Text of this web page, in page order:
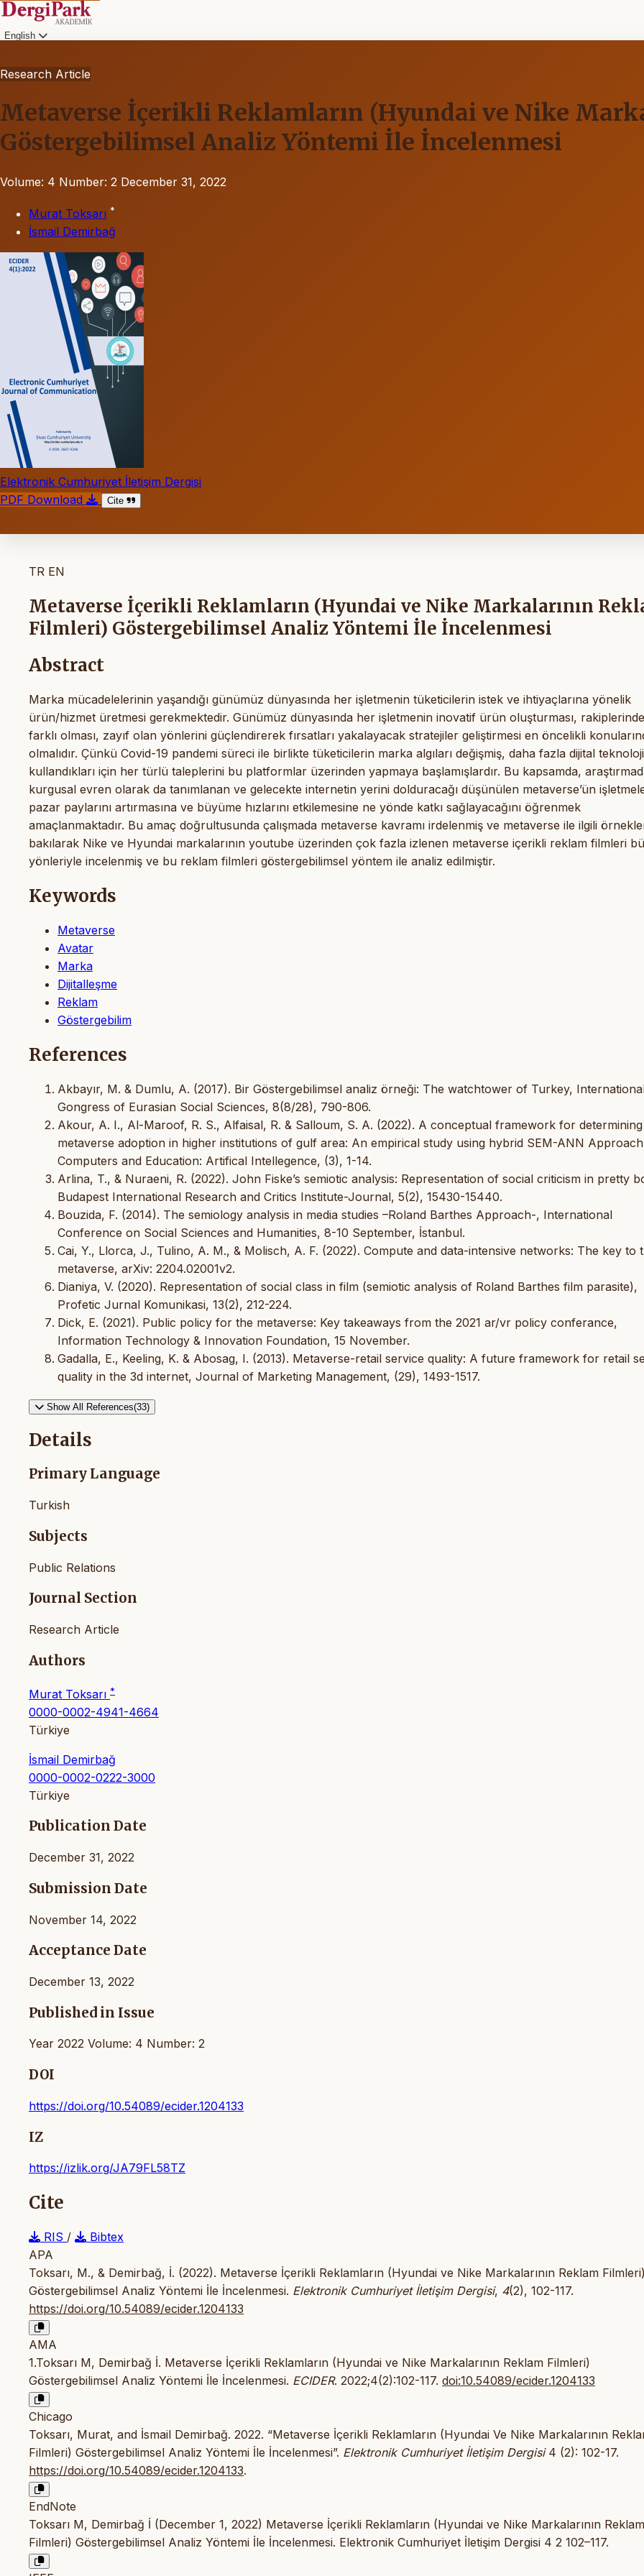
English
Research Article
Metaverse İçerikli Reklamların (Hyundai ve Nike
Göstergebilimsel Analiz Yöntemi İle İncelenmesi
Volume: 4 Number: 2 December 31, 2022
Murat Toksarı *
İsmail Demirbağ
Elektronik Cumhuriyet İletişim Dergisi
PDF Download
Cite
TR EN
Metaverse İçerikli Reklamların (Hyundai ve Nike Markalarının
Filmleri) Göstergebilimsel Analiz Yöntemi İle İncelenmesi
Abstract
Marka mücadelelerinin yaşandığı günümüz dünyasında her işletmenin tüketicilerin istek ve ihtiyaçlarına yönelik
ürün/hizmet üretmesi gerekmektedir. Günümüz dünyasında her işletmenin inovatif ürün oluşturması,
farklı olması, zayıf olan yönlerini güçlendirerek fırsatları yakalayacak stratejiler geliştirmesi en öncelikli
olmalıdır. Çünkü Covid-19 pandemi süreci ile birlikte tüketicilerin marka algıları değişmiş, daha fazla dijital
kullandıkları için her türlü taleplerini bu platformlar üzerinden yapmaya başlamışlardır. Bu kapsamda,
kurgusal evren olarak da tanımlanan ve gelecekte internetin yerini dolduracağı düşünülen metaverse’ün
pazar paylarını artırmasına ve büyüme hızlarını etkilemesine ne yönde katkı sağlayacağını öğrenmek
amaçlanmaktadır. Bu amaç doğrultusunda çalışmada metaverse kavramı irdelenmiş ve metaverse ile ilgili
bakılarak Nike ve Hyundai markalarının youtube üzerinden çok fazla izlenen metaverse içerikli reklam filmleri
yönleriyle incelenmiş ve bu reklam filmleri göstergebilimsel yöntem ile analiz edilmiştir.
Keywords
Metaverse
Avatar
Marka
Dijitalleşme
Reklam
Göstergebilim
References
Akbayır, M. & Dumlu, A. (2017). Bir Göstergebilimsel analiz örneği: The watchtower of Turkey,
Gongress of Eurasian Social Sciences, 8(8/28), 790-806.
Akour, A. I., Al-Maroof, R. S., Alfaisal, R. & Salloum, S. A. (2022). A conceptual framework for determining
metaverse adoption in higher institutions of gulf area: An empirical study using hybrid SEM-ANN
Computers and Education: Artifical Intellegence, (3), 1-14.
Arlina, T., & Nuraeni, R. (2022). John Fiske’s semiotic analysis: Representation of social criticism in pretty
Budapest International Research and Critics Institute-Journal, 5(2), 15430-15440.
Bouzida, F. (2014). The semiology analysis in media studies –Roland Barthes Approach-, International
Conference on Social Sciences and Humanities, 8-10 September, İstanbul.
Cai, Y., Llorca, J., Tulino, A. M., & Molisch, A. F. (2022). Compute and data-intensive networks: The key to
metaverse, arXiv: 2204.02001v2.
Dianiya, V. (2020). Representation of social class in film (semiotic analysis of Roland Barthes film parasite),
Profetic Jurnal Komunikasi, 13(2), 212-224.
Dick, E. (2021). Public policy for the metaverse: Key takeaways from the 2021 ar/vr policy conferance,
Information Technology & Innovation Foundation, 15 November.
Gadalla, E., Keeling, K. & Abosag, I. (2013). Metaverse-retail service quality: A future framework for retail
quality in the 3d internet, Journal of Marketing Management, (29), 1493-1517.
Show All References(33)
Details
Primary Language
Turkish
Subjects
Public Relations
Journal Section
Research Article
Authors
Murat Toksarı *
0000-0002-4941-4664
Türkiye
İsmail Demirbağ
0000-0002-0222-3000
Türkiye
Publication Date
December 31, 2022
Submission Date
November 14, 2022
Acceptance Date
December 13, 2022
Published in Issue
Year 2022 Volume: 4 Number: 2
DOI
https://doi.org/10.54089/ecider.1204133
IZ
https://izlik.org/JA79FL58TZ
Cite
RIS /
Bibtex
APA
Toksarı, M., & Demirbağ, İ. (2022). Metaverse İçerikli Reklamların (Hyundai ve Nike Markalarının Reklam Filmleri)
Göstergebilimsel Analiz Yöntemi İle İncelenmesi. Elektronik Cumhuriyet İletişim Dergisi, 4(2), 102-117.
https://doi.org/10.54089/ecider.1204133
AMA
1.Toksarı M, Demirbağ İ. Metaverse İçerikli Reklamların (Hyundai ve Nike Markalarının Reklam Filmleri)
Göstergebilimsel Analiz Yöntemi İle İncelenmesi. ECIDER. 2022;4(2):102-117. doi:10.54089/ecider.1204133
Chicago
Toksarı, Murat, and İsmail Demirbağ. 2022. “Metaverse İçerikli Reklamların (Hyundai Ve Nike Markalarının
Filmleri) Göstergebilimsel Analiz Yöntemi İle İncelenmesi”. Elektronik Cumhuriyet İletişim Dergisi4 (2): 102-17.
https://doi.org/10.54089/ecider.1204133.
EndNote
Toksarı M, Demirbağ İ (December 1, 2022) Metaverse İçerikli Reklamların (Hyundai ve Nike Markalarının Reklam
Filmleri) Göstergebilimsel Analiz Yöntemi İle İncelenmesi. Elektronik Cumhuriyet İletişim Dergisi 4 2 102–117.